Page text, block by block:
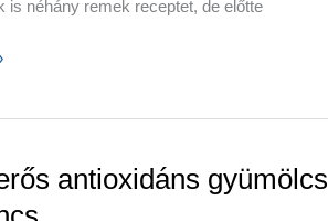
is néhány remek receptet, de előtte
antioxidáns